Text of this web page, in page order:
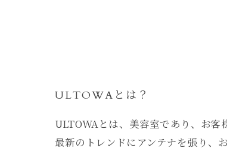
ULTOWAとは？
ULTOWAとは、美容室であり、お
最新のトレンドにアンテナを張り、